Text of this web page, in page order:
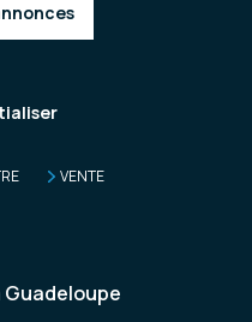
VENTE
Guadeloupe